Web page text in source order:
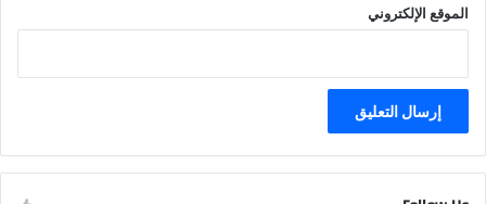
الموقع الإلكتروني